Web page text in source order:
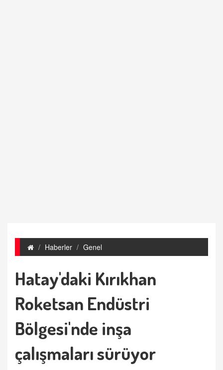
Haberler Genel
Hatay'daki Kırıkhan
Roketsan Endüstri
Bölgesi'nde inşa
çalışmaları sürüyor